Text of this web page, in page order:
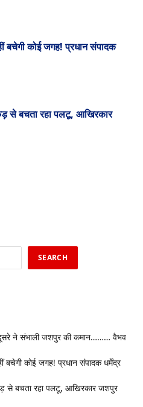
बचेगी कोई जगह! प्रधान संपादक
बचता रहा पलटू, आखिरकार
SEARCH
दूसरे ने संभाली जशपुर की कमान……… वैभव
बचेगी कोई जगह! प्रधान संपादक धर्मेंद्र
बचता रहा पलटू, आखिरकार जशपुर